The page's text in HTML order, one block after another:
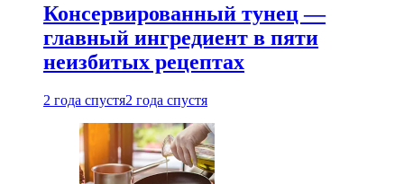
Консервированный тунец —
главный ингредиент в пяти
неизбитых рецептах
2 года спустя2 года спустя